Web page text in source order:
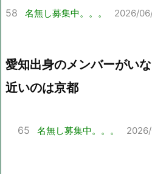
58 名無し募集中。。。 2026/
愛知出身のメンバーがい
近いのは京都
65 名無し募集中。。。